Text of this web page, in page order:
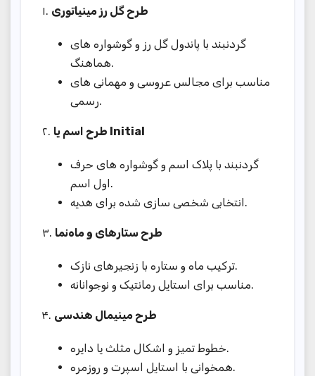
۱. طرح گل رز مینیاتوری
گردنبند با پاندول گل رز و گوشواره های
هماهنگ.
مناسب برای مجالس عروسی و مهمانی های
رسمی.
۲. طرح اسم یا Initial
گردنبند با پلاک اسم و گوشواره های حرف
اول اسم.
انتخابی شخصی سازی شده برای هدیه.
۳. طرح ستارهای و ماه‌نما
ترکیب ماه و ستاره با زنجیرهای نازک.
مناسب برای استایل رمانتیک و نوجوانانه.
۴. طرح مینیمال هندسی
خطوط تمیز و اشکال مثلث یا دایره.
همخوانی با استایل اسپرت و روزمره.